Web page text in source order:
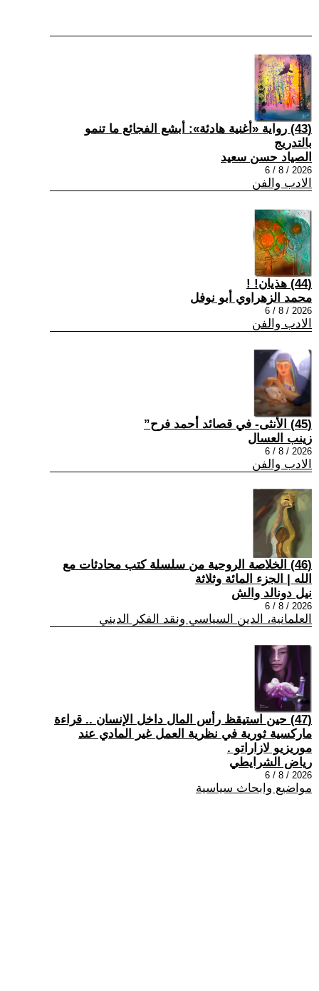
(43) رواية «أغنية هادئة»: أبشع الفجائع ما تنمو
بالتدريج
الصياد حسن سعيد
2026 / 8 / 6
الادب والفن
(44) هذيان! !
محمد الزهراوي أبو نوفل
2026 / 8 / 6
الادب والفن
(45) الأنثى- في قصائد أحمد فرح”
زينب العسال
2026 / 8 / 6
الادب والفن
(46) الخلاصة الروحية من سلسلة كتب محادثات مع
الله | الجزء المائة وثلاثة
نيل دونالد والش
2026 / 8 / 6
العلمانية، الدين السياسي ونقد الفكر الديني
(47) حين استيقظ رأس المال داخل الإنسان .. قراءة
ماركسية ثورية في نظرية العمل غير المادي عند
موريزيو لازاراتو .
رياض الشرايطي
2026 / 8 / 6
مواضيع وابحاث سياسية